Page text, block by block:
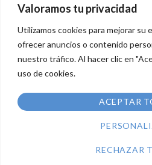
Valoramos tu privacidad
Utilizamos cookies para mejorar su
ofrecer anuncios o contenido
nuestro tráfico. Al hacer clic en
uso de cookies.
RECHAZAR
ACEPTAR
Método de pago:
Condiciones de compra